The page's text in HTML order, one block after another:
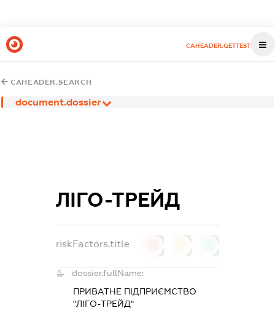
CAHEADER.GETTEST
CAHEADER.SEARCH
document.dossier
ЛІГО-ТРЕЙД
riskFactors.title
dossier.fullName:
ПРИВАТНЕ ПІДПРИЄМСТВО
"ЛІГО-ТРЕЙД"